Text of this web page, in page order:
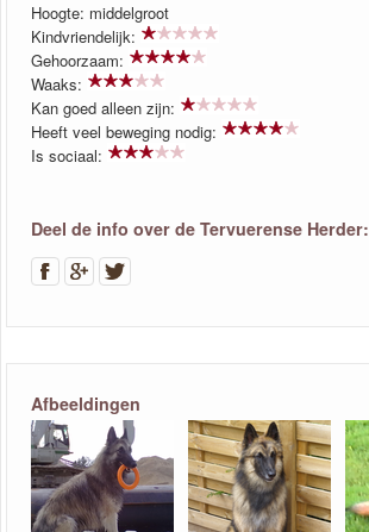
Hoogte: middelgroot
Kindvriendelijk:
Gehoorzaam:
Waaks:
Kan goed alleen zijn:
Heeft veel beweging nodig:
Is sociaal:
Deel de info over de Tervuerense Herder:
Afbeeldingen